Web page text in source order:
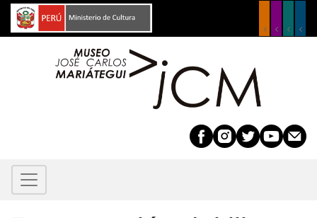
Pasar